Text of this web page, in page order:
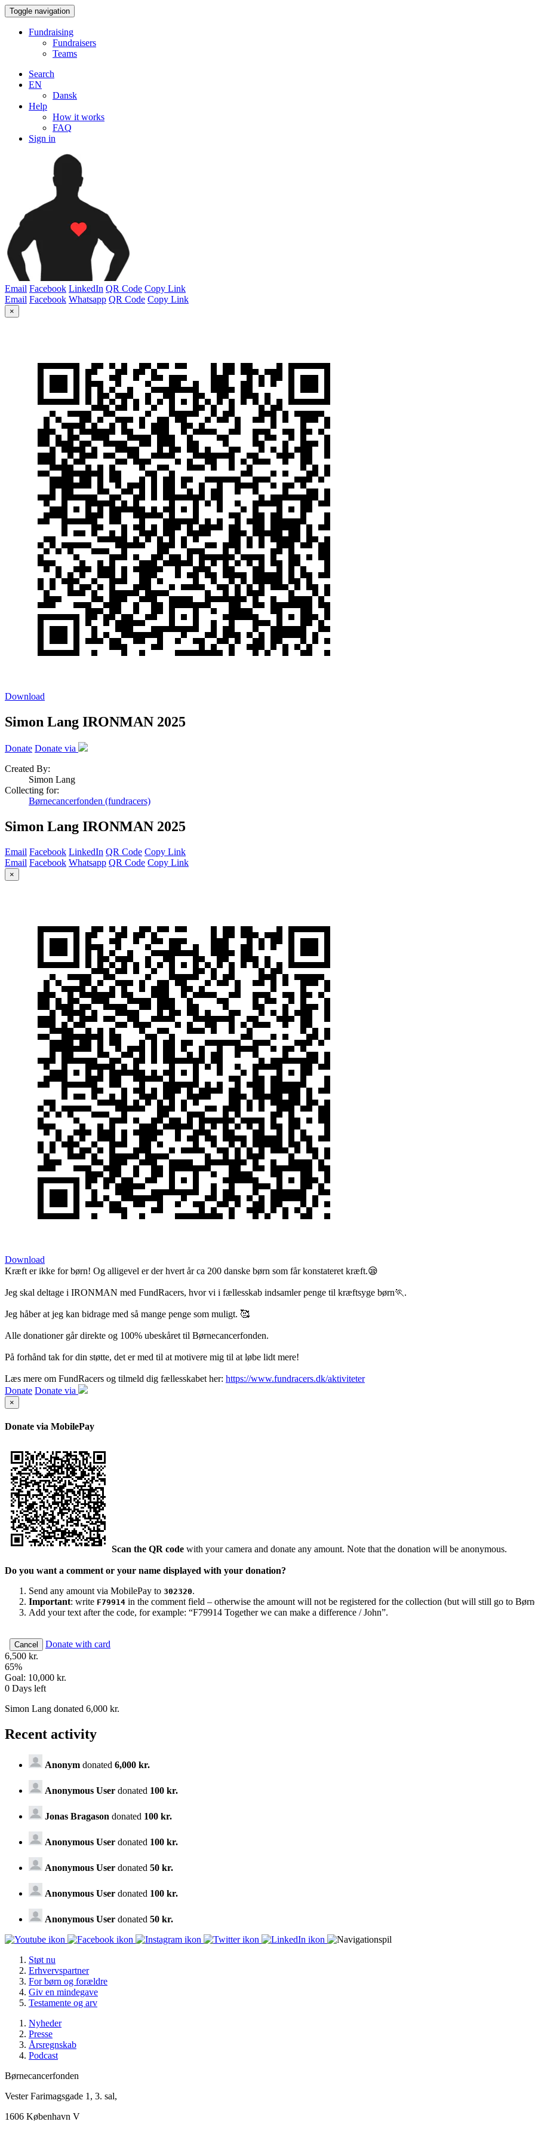
Toggle navigation
Fundraising
Fundraisers
Teams
Search
EN
Dansk
Help
How it works
FAQ
Sign in
Email Facebook LinkedIn QR Code Copy Link
Email Facebook Whatsapp QR Code Copy Link
×
Download
Simon Lang IRONMAN 2025
Donate Donate via
Created By:
Simon Lang
Collecting for:
Børnecancerfonden (fundracers)
Simon Lang IRONMAN 2025
Email Facebook LinkedIn QR Code Copy Link
Email Facebook Whatsapp QR Code Copy Link
×
Download
Kræft er ikke for børn! Og alligevel er der hvert år ca 200 danske børn som får konstateret kræft.😪
Jeg skal deltage i IRONMAN med FundRacers, hvor vi i fællesskab indsamler penge til kræftsyge børn🏃.
Jeg håber at jeg kan bidrage med så mange penge som muligt. 🥰
Alle donationer går direkte og 100% ubeskåret til Børnecancerfonden.
På forhånd tak for din støtte, det er med til at motivere mig til at løbe lidt mere!
Læs mere om FundRacers og tilmeld dig fællesskabet her: https://www.fundracers.dk/aktiviteter
Donate Donate via
×
Donate via MobilePay
Scan the QR code with your camera and donate any amount. Note that the donation will be anonymous.
Do you want a comment or your name displayed with your donation?
Send any amount via MobilePay to 302320.
Important: write F79914 in the comment field – otherwise the amount will not be registered for the collection (but will still go to
Add your text after the code, for example: “F79914 Together we can make a difference / John”.
Cancel
Donate with card
6,500 kr.
65%
Goal: 10,000 kr.
0 Days left
Simon Lang donated 6,000 kr.
Recent activity
Anonym donated 6,000 kr.
Anonymous User donated 100 kr.
Jonas Bragason donated 100 kr.
Anonymous User donated 100 kr.
Anonymous User donated 50 kr.
Anonymous User donated 100 kr.
Anonymous User donated 50 kr.
Støt nu
Erhvervspartner
For børn og forældre
Giv en mindegave
Testamente og arv
Nyheder
Presse
Årsregnskab
Podcast
Børnecancerfonden
Vester Farimagsgade 1, 3. sal,
1606 København V